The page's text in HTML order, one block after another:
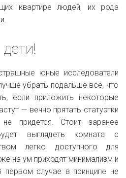
квартире людей, их рода
юные исследователи
убрать подальше все, что
если приложить некоторые
— вечно прятать статуэтки
придется. Стоит заранее
выглядеть комната с
легко доступного для
на ум приходят минимализм и
первом случае в принципе не